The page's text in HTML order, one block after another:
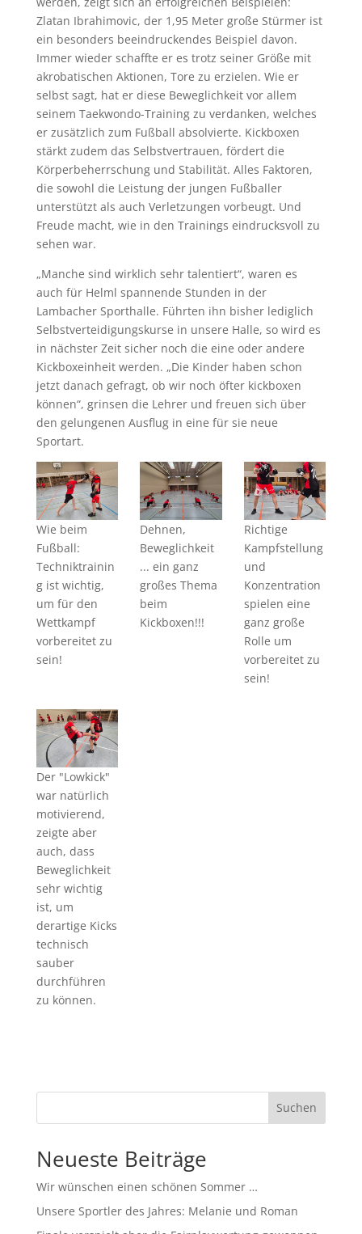
Zlatan Ibrahimovic, der 1,95 Meter große Stürmer ist
ein besonders beeindruckendes Beispiel davon.
Immer wieder schaffte er es trotz seiner Größe mit
akrobatischen Aktionen, Tore zu erzielen. Wie er
selbst sagt, hat er diese Beweglichkeit vor allem
seinem Taekwondo-Training zu verdanken, welches
er zusätzlich zum Fußball absolvierte. Kickboxen
stärkt zudem das Selbstvertrauen, fördert die
Körperbeherrschung und Stabilität. Alles Faktoren,
die sowohl die Leistung der jungen Fußballer
unterstützt als auch Verletzungen vorbeugt. Und
Freude macht, wie in den Trainings eindrucksvoll zu
sehen war.
„Manche sind wirklich sehr talentiert“, waren es
auch für Helml spannende Stunden in der
Lambacher Sporthalle. Führten ihn bisher lediglich
Selbstverteidigungskurse in unsere Halle, so wird es
in nächster Zeit sicher noch die eine oder andere
Kickboxeinheit werden. „Die Kinder haben schon
jetzt danach gefragt, ob wir noch öfter kickboxen
können“, grinsen die Lehrer und freuen sich über
den gelungenen Ausflug in eine für sie neue
Sportart.
Wie beim
Fußball:
Techniktrainin
g ist wichtig,
um für den
Wettkampf
vorbereitet zu
sein!
Dehnen,
Beweglichkeit
... ein ganz
großes Thema
beim
Kickboxen!!!
Richtige
Kampfstellung
und
Konzentration
spielen eine
ganz große
Rolle um
vorbereitet zu
sein!
Der "Lowkick"
war natürlich
motivierend,
zeigte aber
auch, dass
Beweglichkeit
sehr wichtig
ist, um
derartige Kicks
technisch
sauber
durchführen
zu können.
Suchen
Neueste Beiträge
Wir wünschen einen schönen Sommer …
Unsere Sportler des Jahres: Melanie und Roman